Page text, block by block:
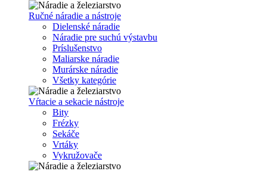
Ručné náradie a nástroje
Dielenské náradie
Náradie pre suchú výstavbu
Príslušenstvo
Maliarske náradie
Murárske náradie
Všetky kategórie
Vŕtacie a sekacie nástroje
Bity
Frézky
Sekáče
Vrtáky
Vykružovače